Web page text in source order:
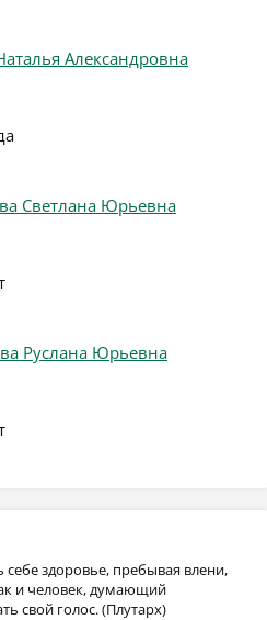
Александровна
Светлана Юрьевна
Руслана Юрьевна
себе здоровье, пребывая влени,
и человек, думающий
свой голос. (Плутарх)